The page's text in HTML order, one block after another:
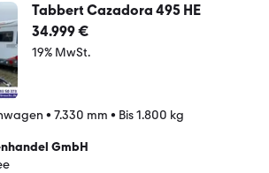
Tabbert Cazadora 495 HE
34.999 €
19% MwSt.
• 7.330 mm • Bis 1.800 kg
GmbH